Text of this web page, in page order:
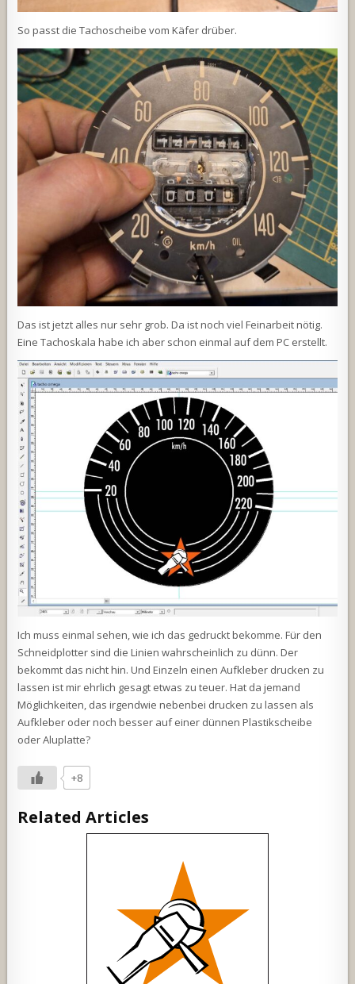
So passt die Tachoscheibe vom Käfer drüber.
Das ist jetzt alles nur sehr grob. Da ist noch viel Feinarbeit nötig.
Eine Tachoskala habe ich aber schon einmal auf dem PC erstellt.
Ich muss einmal sehen, wie ich das gedruckt bekomme. Für den
Schneidplotter sind die Linien wahrscheinlich zu dünn. Der
bekommt das nicht hin. Und Einzeln einen Aufkleber drucken zu
lassen ist mir ehrlich gesagt etwas zu teuer. Hat da jemand
Möglichkeiten, das irgendwie nebenbei drucken zu lassen als
Aufkleber oder noch besser auf einer dünnen Plastikscheibe
oder Aluplatte?
+8
Related Articles